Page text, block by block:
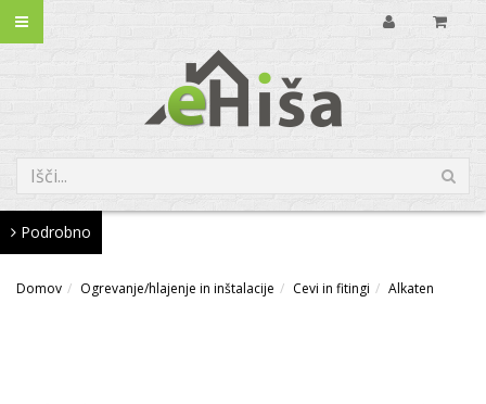
Podrobno
Domov Ogrevanje/hlajenje in inštalacije Cevi in fitingi Alkaten